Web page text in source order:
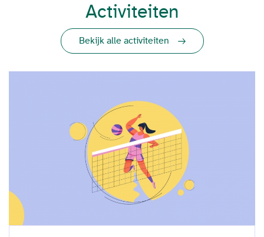
Activiteiten
Bekijk alle activiteiten